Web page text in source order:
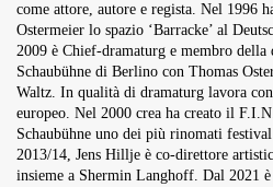
come attore, autore e regista. Nel 1996
Ostermeier lo spazio ‘Barracke’ al
2009 è Chief-dramaturg e membro della
Schaubühne di Berlino con Thomas
Waltz. In qualità di dramaturg lavora
europeo. Nel 2000 crea ha creato il
Schaubühne uno dei più rinomati
2013/14, Jens Hillje è co-direttore
insieme a Shermin Langhoff. Dal 2021